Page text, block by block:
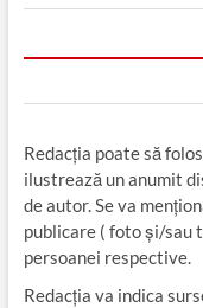
Redacția poate să
ilustrează un anumit
de autor. Se va
publicare ( foto și/sau
persoanei respective.
Redacția va indica